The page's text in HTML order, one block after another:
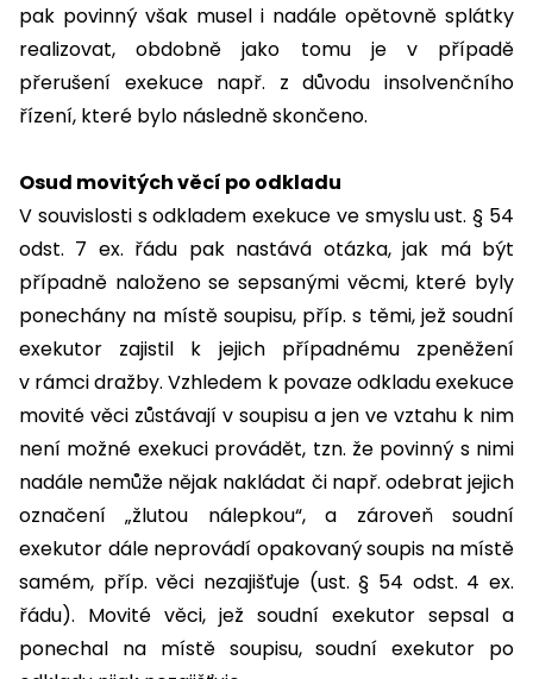
pak povinný však musel i nadále opětovně splátky
realizovat, obdobně jako tomu je v případě
přerušení exekuce např. z důvodu insolvenčního
řízení, které bylo následně skončeno.
Osud movitých věcí po odkladu
V souvislosti s odkladem exekuce ve smyslu ust. § 54
odst. 7 ex. řádu pak nastává otázka, jak má být
případně naloženo se sepsanými věcmi, které byly
ponechány na místě soupisu, příp. s těmi, jež soudní
exekutor zajistil k jejich případnému zpeněžení
v rámci dražby. Vzhledem k povaze odkladu exekuce
movité věci zůstávají v soupisu a jen ve vztahu k nim
není možné exekuci provádět, tzn. že povinný s nimi
nadále nemůže nějak nakládat či např. odebrat jejich
označení „žlutou nálepkou“, a zároveň soudní
exekutor dále neprovádí opakovaný soupis na místě
samém, příp. věci nezajišťuje (ust. § 54 odst. 4 ex.
řádu). Movité věci, jež soudní exekutor sepsal a
ponechal na místě soupisu, soudní exekutor po